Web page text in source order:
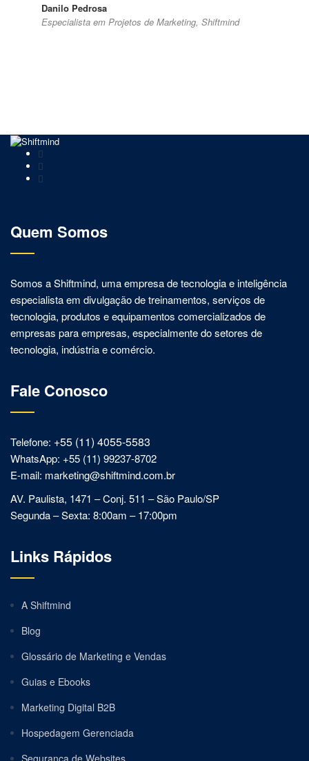
Danilo Pedrosa
Especialista em Projetos de Marketing, Shiftmind
Quem Somos
Somos a Shiftmind, uma empresa de tecnologia e inteligência
especialista em divulgação de treinamentos, serviços de
tecnologia, produtos e equipamentos comercializados de
empresas para empresas, especialmente do setores de
tecnologia, indústria e comércio.
Fale Conosco
Telefone: +55 (11) 4055-5583
WhatsApp: +55 (11) 99237-8702
E-mail: marketing@shiftmind.com.br
AV. Paulista, 1471 – Conj. 511 – São Paulo/SP
Segunda – Sexta: 8:00am – 17:00pm
Links Rápidos
A Shiftmind
Blog
Glossário de Marketing e Vendas
Guias e Ebooks
Marketing Digital B2B
Hospedagem Gerenciada